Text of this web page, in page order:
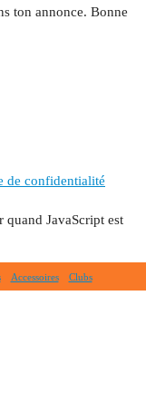
ton annonce. Bonne
de confidentialité
quand JavaScript est
Accessoires Clubs